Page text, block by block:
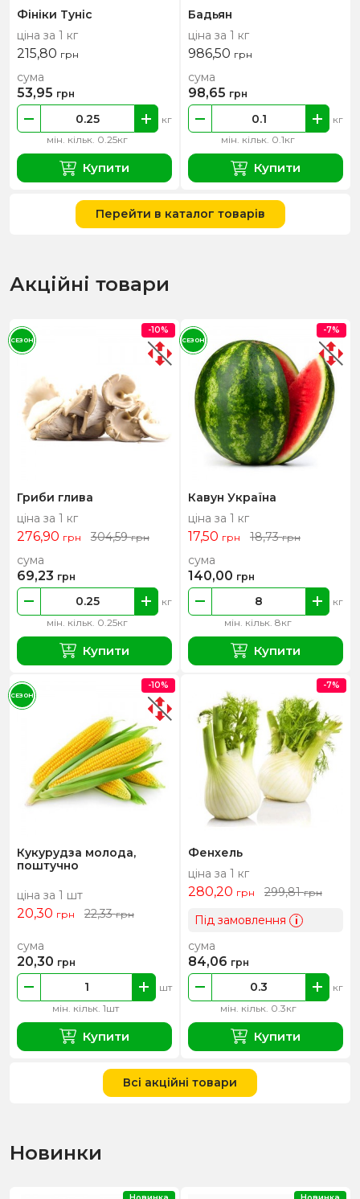
Фініки Туніс
ціна за 1 кг
215,80 грн
мін. кільк. 0.25кг
кг
сума
53,95 грн
Купити
Бадьян
ціна за 1 кг
986,50 грн
мін. кільк. 0.1кг
кг
сума
98,65 грн
Купити
Перейти в каталог товарів
Акційні товари
Гриби глива
ціна за 1 кг
276,90 грн 304,59грн
мін. кільк. 0.25кг
кг
сума
69,23 грн
Купити
-10%
СЕЗОН
Кавун Україна
ціна за 1 кг
17,50 грн 18,73грн
мін. кільк. 8кг
кг
сума
140,00 грн
Купити
-7%
СЕЗОН
Кукурудза молода,
поштучно
ціна за 1 шт
20,30 грн 22,33грн
мін. кільк. 1шт
шт
сума
20,30 грн
Купити
-10%
СЕЗОН
Фенхель
ціна за 1 кг
280,20 грн 299,81грн
Під замовлення i
мін. кільк. 0.3кг
кг
сума
84,06 грн
Купити
-7%
Всі акційні товари
Новинки